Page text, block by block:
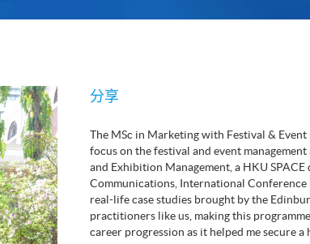
分享
The MSc in Marketing with Festival &
focus on the festival and event
and Exhibition Management, a HKU
Communications, International
real-life case studies brought by the
practitioners like us, making this
career progression as it helped me secure